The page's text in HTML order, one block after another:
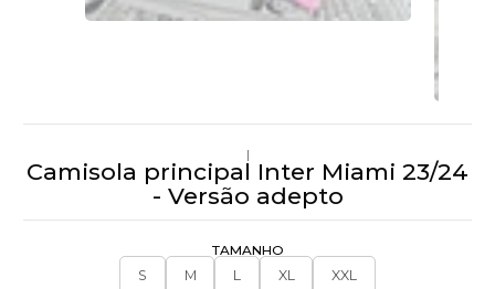
|
Camisola principal Inter Miami 23/24
- Versão adepto
TAMANHO
S
M L XL
XXL